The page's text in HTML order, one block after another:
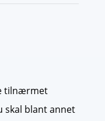
tilnærmet
skal blant annet